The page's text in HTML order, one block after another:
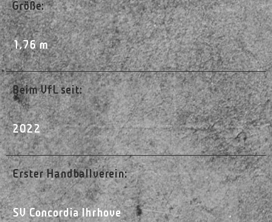
Größe:
1,76 m
Beim VfL seit:
2022
Erster Handballverein:
SV Concordia Ihrhove